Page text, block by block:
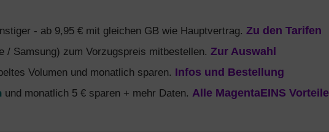
- ab 9,95 € mit gleichen GB wie Hauptvertrag. Zu den Tarifen
/ Samsung) zum Vorzugspreis mitbestellen. Zur Auswahl
Volumen und monatlich sparen. Infos und Bestellung
und monatlich 5 € sparen + mehr Daten. Alle MagentaEINS Vorteile